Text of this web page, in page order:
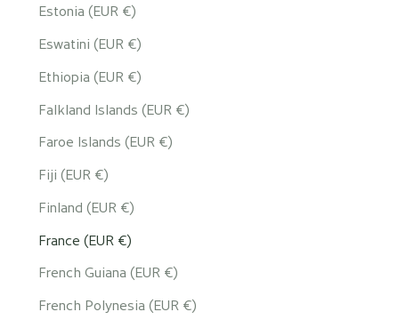
Estonia (EUR €)
Eswatini (EUR €)
Ethiopia (EUR €)
Falkland Islands (EUR €)
Faroe Islands (EUR €)
Fiji (EUR €)
Finland (EUR €)
France (EUR €)
French Guiana (EUR €)
French Polynesia (EUR €)